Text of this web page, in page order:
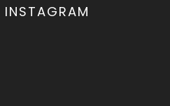
INSTAGRAM